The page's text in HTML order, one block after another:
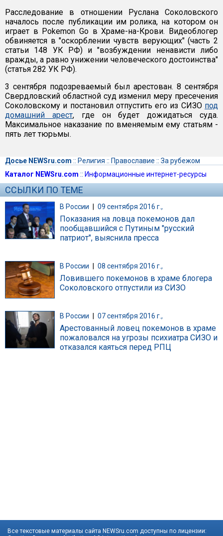
Расследование в отношении Руслана Соколовского
началось после публикации им ролика, на котором он
играет в Pokemon Go в Храме-на-Крови. Видеоблогер
обвиняется в "оскорблении чувств верующих" (часть 2
статьи 148 УК РФ) и "возбуждении ненависти либо
вражды, а равно унижении человеческого достоинства"
(статья 282 УК РФ).
3 сентября подозреваемый был арестован. 8 сентября
Свердловский областной суд изменил меру пресечения
Соколовскому и постановил отпустить его из СИЗО под
домашний арест, где он будет дожидаться суда.
Максимальное наказание по вменяемым ему статьям -
пять лет тюрьмы.
Досье NEWSru.com :: Религия :: Православие :: За рубежом
Каталог NEWSru.com :: Информационные интернет-ресурсы
ССЫЛКИ ПО ТЕМЕ
В России | 09 сентября 2016 г.,
Показания на ловца покемонов дал
пообщавшийся с Путиным "русский
патриот", выяснила пресса
В России 08 сентября 2016 г.,
Ловившего покемонов в храме блогера
Соколовского отпустили из СИЗО
В России 07 сентября 2016 г.,
Арестованный ловец покемонов в храме
пожаловался на угрозы психиатра СИЗО и
отказался каяться перед РПЦ
Все текстовые материалы сайта NEWSru.com доступны по лицензии: